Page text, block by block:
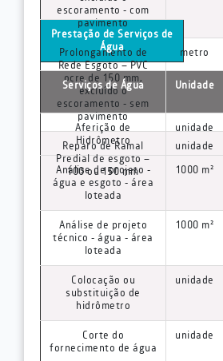
escoramento - com
pavimento
Prolongamento de
Rede Esgoto – PVC
ocre de 150 mm,
excluído o
escoramento - sem
pavimento
metro
Reparo de Ramal
Predial de esgoto –
100 ou 150 mm
unidade
Prestação de Serviços de
Água
Serviços de Água Unidade
Aferição de
Hidrômetro
unidade
Análise de projeto -
água e esgoto - área
loteada
1000 m²
Análise de projeto
técnico - água - área
loteada
1000 m²
Colocação ou
substituição de
hidrômetro
unidade
Corte do
fornecimento de água
unidade